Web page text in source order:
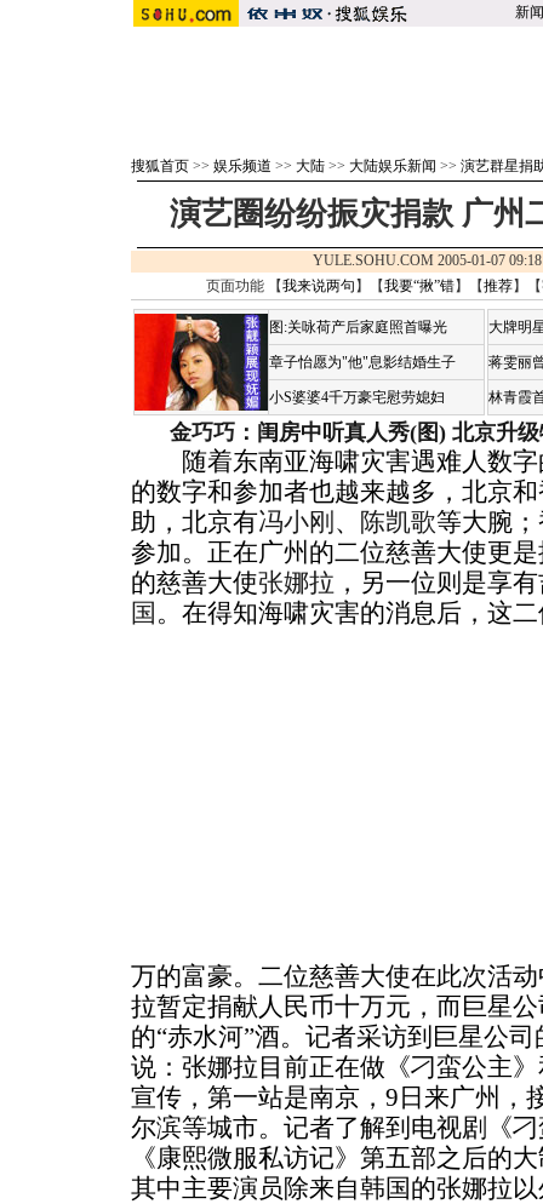
新闻
搜狐首页 >> 娱乐频道 >> 大陆 >> 大陆娱乐新闻 >> 演艺群星捐
演艺圈纷纷振灾捐款 广州
YULE.SOHU.COM 2005-01-07
页面功能 【我来说两句 】【我要“揪”错】【推荐】
图:关咏荷产后家庭照首曝光
章子怡愿为"他"息影结婚生子
小S婆婆4千万豪宅慰劳媳妇
大牌明
蒋雯丽
林青霞
金巧巧：闺房中听真人秀(图) 北京升
随着东南亚海啸灾害遇难人数字
的数字和参加者也越来越多，北京
助，北京有冯小刚 、 陈凯歌等大腕
参加。正在广州的二位慈善大使更
的慈善大使张娜拉 ，另一位则是享
国 。在得知海啸灾害的消息后，这
万的富豪。二位慈善大使在此次活
拉暂定捐献人民币十万元，而巨星
的“赤水河”酒。记者采访到巨星公
说：张娜拉目前正在做《刁蛮公主
宣传，第一站是南京，9日来广州，
尔滨等城市。记者了解到电视剧《
《康熙微服私访记》第五部之后的
其中主要演员除来自韩国的张娜拉